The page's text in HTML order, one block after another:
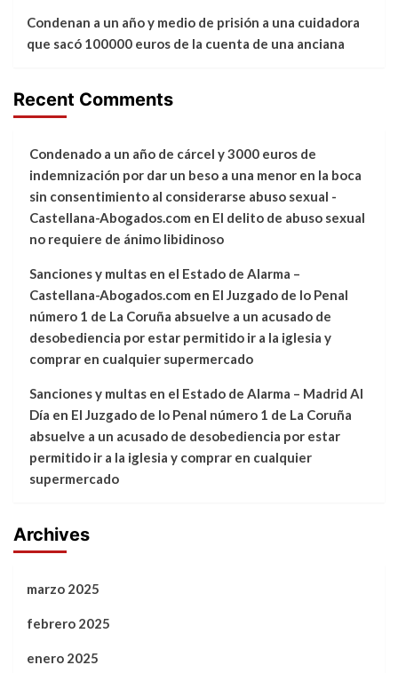
Condenan a un año y medio de prisión a una cuidadora
que sacó 100000 euros de la cuenta de una anciana
Recent Comments
Condenado a un año de cárcel y 3000 euros de
indemnización por dar un beso a una menor en la boca
sin consentimiento al considerarse abuso sexual -
Castellana-Abogados.com en El delito de abuso sexual
no requiere de ánimo libidinoso
Sanciones y multas en el Estado de Alarma –
Castellana-Abogados.com en El Juzgado de lo Penal
número 1 de La Coruña absuelve a un acusado de
desobediencia por estar permitido ir a la iglesia y
comprar en cualquier supermercado
Sanciones y multas en el Estado de Alarma – Madrid Al
Día en El Juzgado de lo Penal número 1 de La Coruña
absuelve a un acusado de desobediencia por estar
permitido ir a la iglesia y comprar en cualquier
supermercado
Archives
marzo 2025
febrero 2025
enero 2025